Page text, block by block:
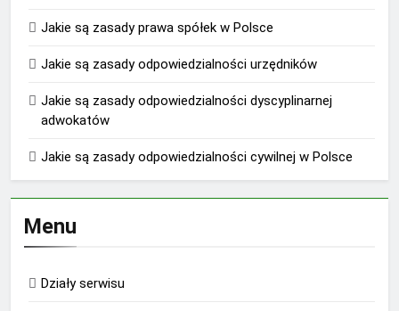
Jakie są zasady prawa spółek w Polsce
Jakie są zasady odpowiedzialności urzędników
Jakie są zasady odpowiedzialności dyscyplinarnej
adwokatów
Jakie są zasady odpowiedzialności cywilnej w Polsce
Menu
Działy serwisu